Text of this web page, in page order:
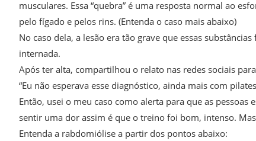
musculares. Essa “quebra” é uma resposta normal ao
pelo fígado e pelos rins. (Entenda o caso mais abaixo)
No caso dela, a lesão era tão grave que essas
internada.
Após ter alta, compartilhou o relato nas redes sociais
“Eu não esperava esse diagnóstico, ainda mais com
Então, usei o meu caso como alerta para que as
sentir uma dor assim é que o treino foi bom, intenso.
Entenda a rabdomiólise a partir dos pontos abaixo: